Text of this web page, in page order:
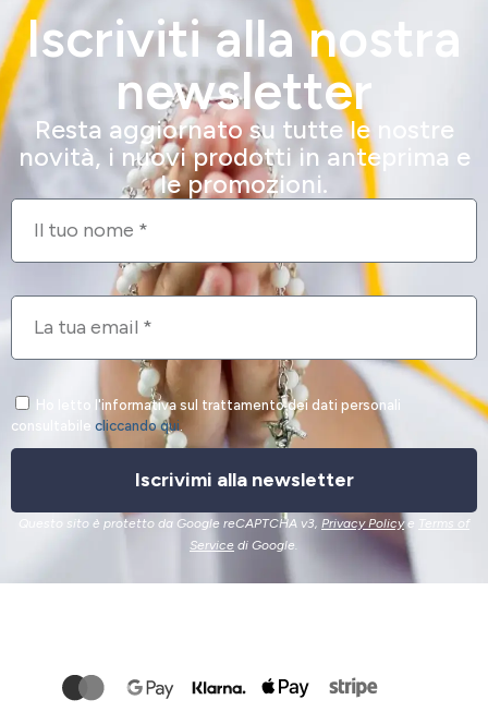
Iscriviti alla nostra
newsletter
Resta aggiornato su tutte le nostre
novità, i nuovi prodotti in anteprima e
le promozioni.
Ho letto l'informativa sul trattamento dei dati personali
consultabile cliccando qui.
Iscrivimi alla newsletter
Questo sito è protetto da Google reCAPTCHA v3, Privacy Policye Terms of
Service di Google.